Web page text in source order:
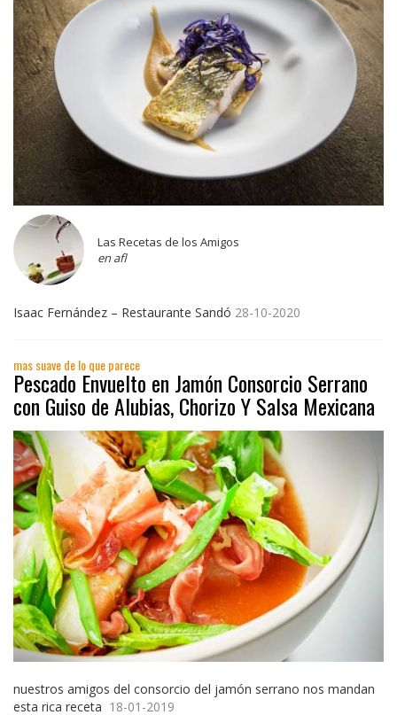
Las Recetas de los Amigos
en afl
Isaac Fernández – Restaurante Sandó 28-10-2020
mas suave de lo que parece
Pescado Envuelto en Jamón Consorcio Serrano
con Guiso de Alubias, Chorizo Y Salsa Mexicana
nuestros amigos del consorcio del jamón serrano nos mandan
esta rica receta 18-01-2019